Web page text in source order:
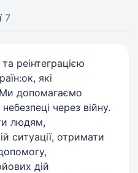
7
реінтеграцією
які
допомагаємо
через війну.
людям,
ситуації, отримати
дій